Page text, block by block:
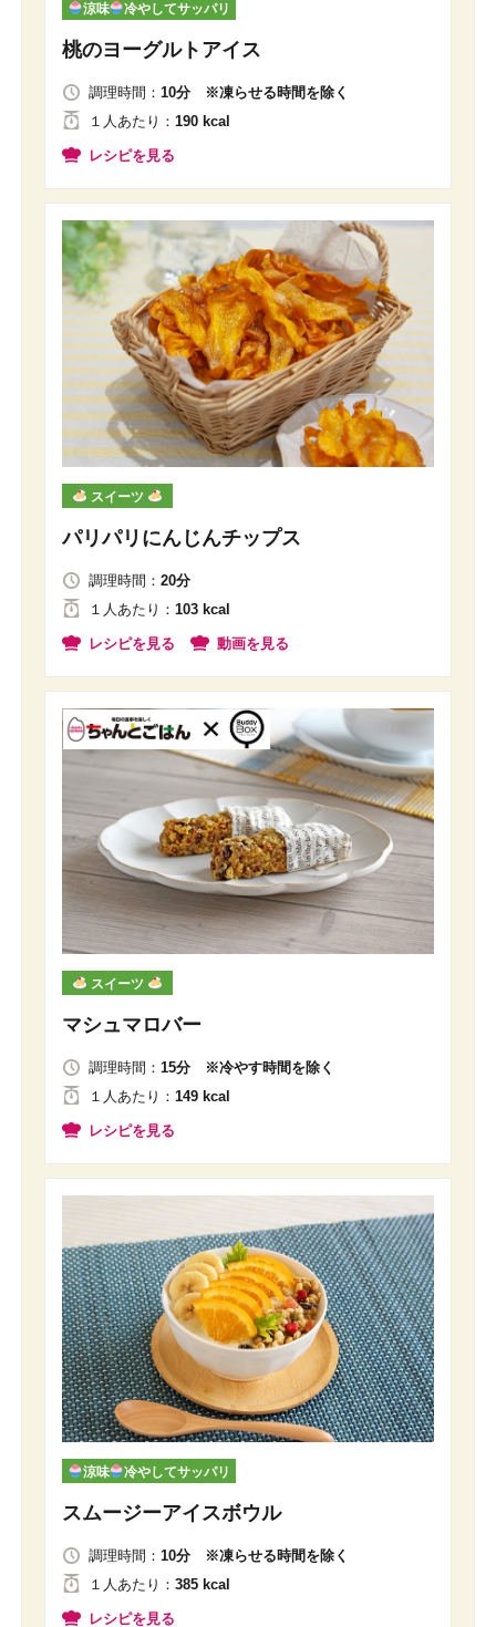
涼味 冷やしてサッパリ
桃のヨーグルトアイス
調理時間： 10分 ※凍らせる時間を除く
１人あたり ： 190 kcal
レシピを見る
スイーツ
パリパリにんじんチップス
調理時間： 20分
１人 あたり ： 103 kcal
レシピを見る 動画を見る
スイーツ
マシュマロバー
調理時間： 15分 ※冷やす時間を除く
１人あたり ： 149 kcal
レシピを見る
涼味 冷やしてサッパリ
スムージーアイスボウル
調理時間： 10分 ※凍らせる時間を除く
１人 あたり ： 385 kcal
レシピを見る